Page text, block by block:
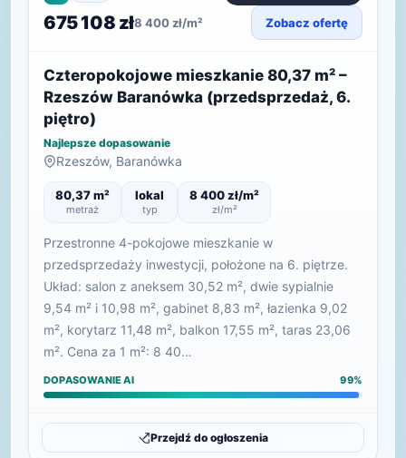
675 108 zł8 400 zł/m² Zobacz ofertę
Czteropokojowe mieszkanie 80,37 m² –
Rzeszów Baranówka (przedsprzedaż, 6.
piętro)
Najlepsze dopasowanie
Rzeszów, Baranówka
80,37 m²
metraż
lokal
typ
8 400 zł/m²
zł/m²
Przestronne 4-pokojowe mieszkanie w
przedsprzedaży inwestycji, położone na 6. piętrze.
Układ: salon z aneksem 30,52 m², dwie sypialnie
9,54 m² i 10,98 m², gabinet 8,83 m², łazienka 9,02
m², korytarz 11,48 m², balkon 17,55 m², taras 23,06
m². Cena za 1 m²: 8 40…
DOPASOWANIE AI 99%
Przejdź do ogłoszenia